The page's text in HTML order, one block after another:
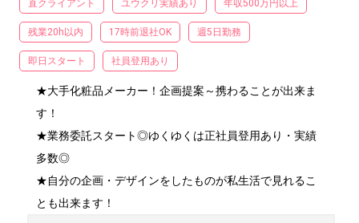
直クライアント ユウクリ実績あり 年収500万円以上
残業20h以内 17時前退社OK 週5日勤務
即日スタート 社員登用あり
★大手化粧品メーカー！企画提案～携わることが出来ま
す！
★業務委託スタート◎ゆくゆくは正社員登用あり・実績
多数◎
★自分の企画・デザインをしたものが私生活で見れるこ
とも出来ます！